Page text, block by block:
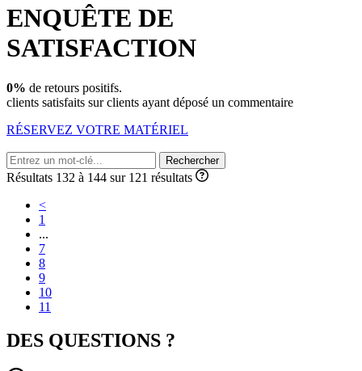
ENQUÊTE DE
SATISFACTION
0% de retours positifs.
clients satisfaits surclients ayant déposé un commentaire
RÉSERVEZ VOTRE MATÉRIEL
Rechercher
Résultats 132 à 144 sur 121 résultats
<
1
...
7
8
9
10
11
DES QUESTIONS ?